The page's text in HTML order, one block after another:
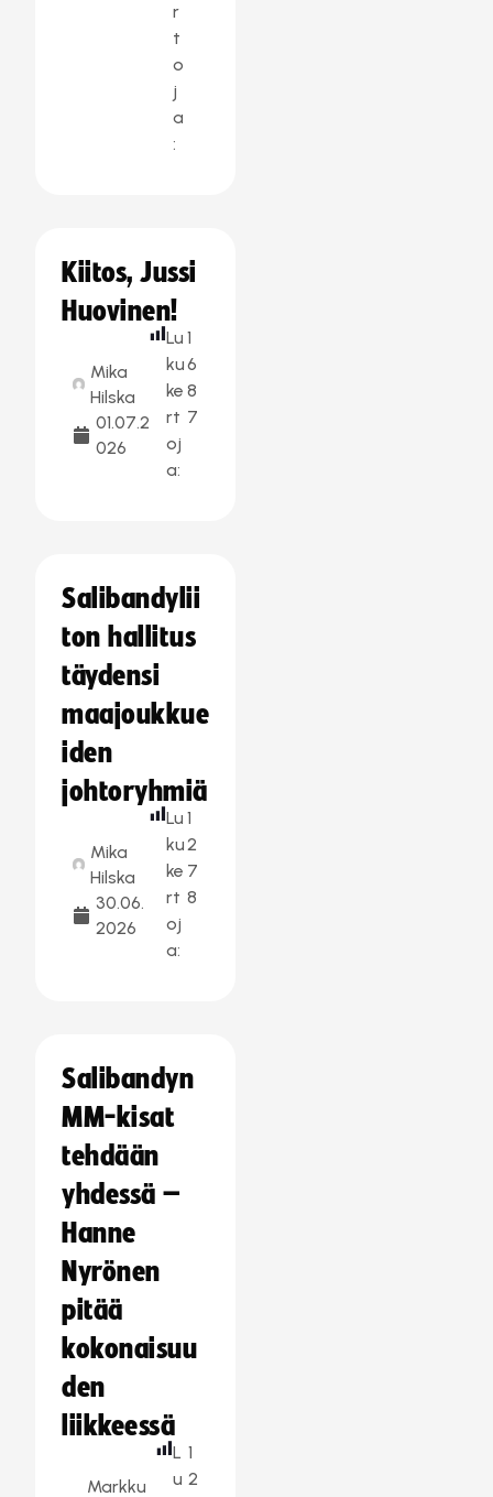
r
t
o
j
a
:
Kiitos, Jussi
Huovinen!
Mika
Hilska
01.07.2
026
Lu
ku
ke
rt
oj
a:
1
6
8
7
Salibandylii
ton hallitus
täydensi
maajoukkue
iden
johtoryhmiä
Mika
Hilska
30.06.
2026
Lu
ku
ke
rt
oj
a:
1
2
7
8
Salibandyn
MM-kisat
tehdään
yhdessä –
Hanne
Nyrönen
pitää
kokonaisuu
den
liikkeessä
Markku
L
u
1
2